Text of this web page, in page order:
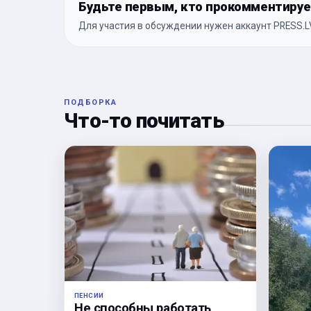
Будьте первым, кто
Для участия в обсуждении нужен аккаунт
ПОДБОРКА
Что-то почитать
ПЕНСИИ